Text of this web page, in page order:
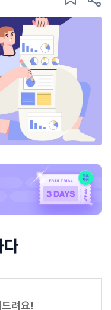
다
려요!